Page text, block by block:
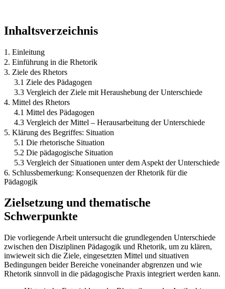
Inhaltsverzeichnis
1. Einleitung
2. Einführung in die Rhetorik
3. Ziele des Rhetors
3.1 Ziele des Pädagogen
3.3 Vergleich der Ziele mit Heraushebung der Unterschiede
4. Mittel des Rhetors
4.1 Mittel des Pädagogen
4.3 Vergleich der Mittel – Herausarbeitung der Unterschiede
5. Klärung des Begriffes: Situation
5.1 Die rhetorische Situation
5.2 Die pädagogische Situation
5.3 Vergleich der Situationen unter dem Aspekt der Unterschiede
6. Schlussbemerkung: Konsequenzen der Rhetorik für die
Pädagogik
Zielsetzung und thematische
Schwerpunkte
Die vorliegende Arbeit untersucht die grundlegenden Unterschiede
zwischen den Disziplinen Pädagogik und Rhetorik, um zu klären,
inwieweit sich die Ziele, eingesetzten Mittel und situativen
Bedingungen beider Bereiche voneinander abgrenzen und wie
Rhetorik sinnvoll in die pädagogische Praxis integriert werden kann.